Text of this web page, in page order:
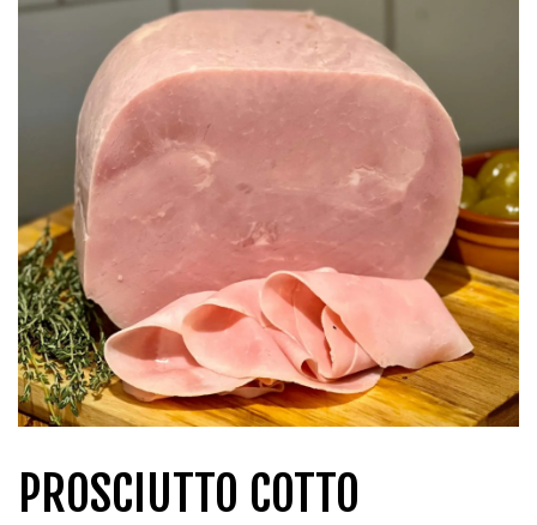
QUI SOMMES-NOUS?
CARRIÈRES
CONTACT
CONCOURS
PROSCIUTTO COTTO